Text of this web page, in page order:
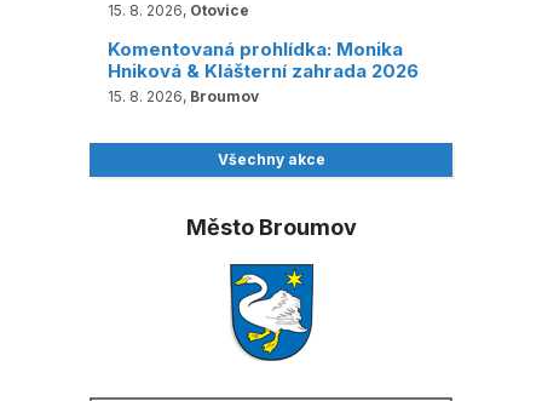
15. 8. 2026, Otovice
Komentovaná prohlídka: Monika
Hniková & Klášterní zahrada 2026
15. 8. 2026, Broumov
Všechny akce
Město Broumov